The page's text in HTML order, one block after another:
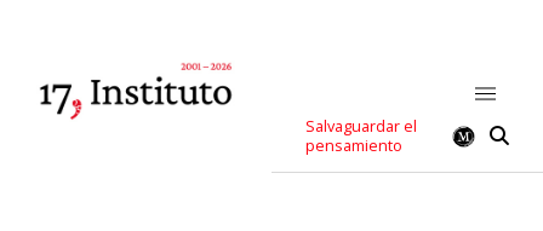
Salvaguardar el
pensamiento